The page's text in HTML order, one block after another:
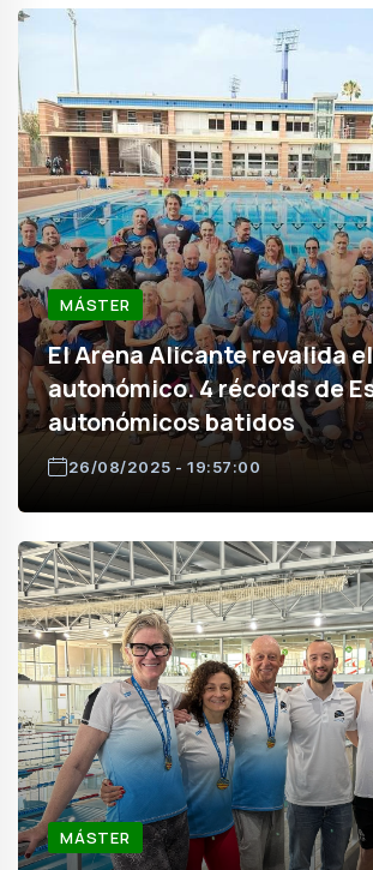
MÁSTER
El Arena Alicante revalida
autonómico. 4 récords de
autonómicos batidos
26/08/2025 - 19:57:00
MÁSTER